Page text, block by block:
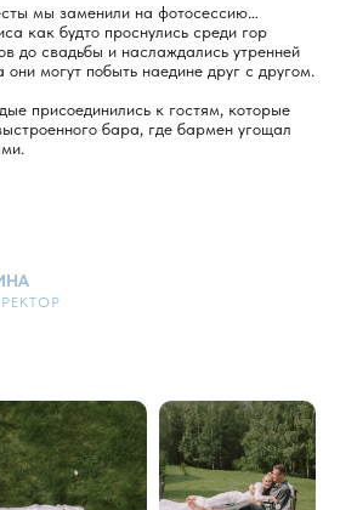
мы заменили на фотосессию…
как будто проснулись среди гор
до свадьбы и наслаждались утренней
могут побыть наедине друг с другом.
присоединились к гостям, которые
бара, где бармен угощал